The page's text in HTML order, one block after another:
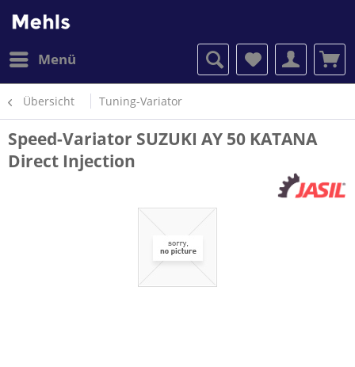
Menü
Übersicht Tuning-Variator
Speed-Variator SUZUKI AY 50 KATANA
Direct Injection